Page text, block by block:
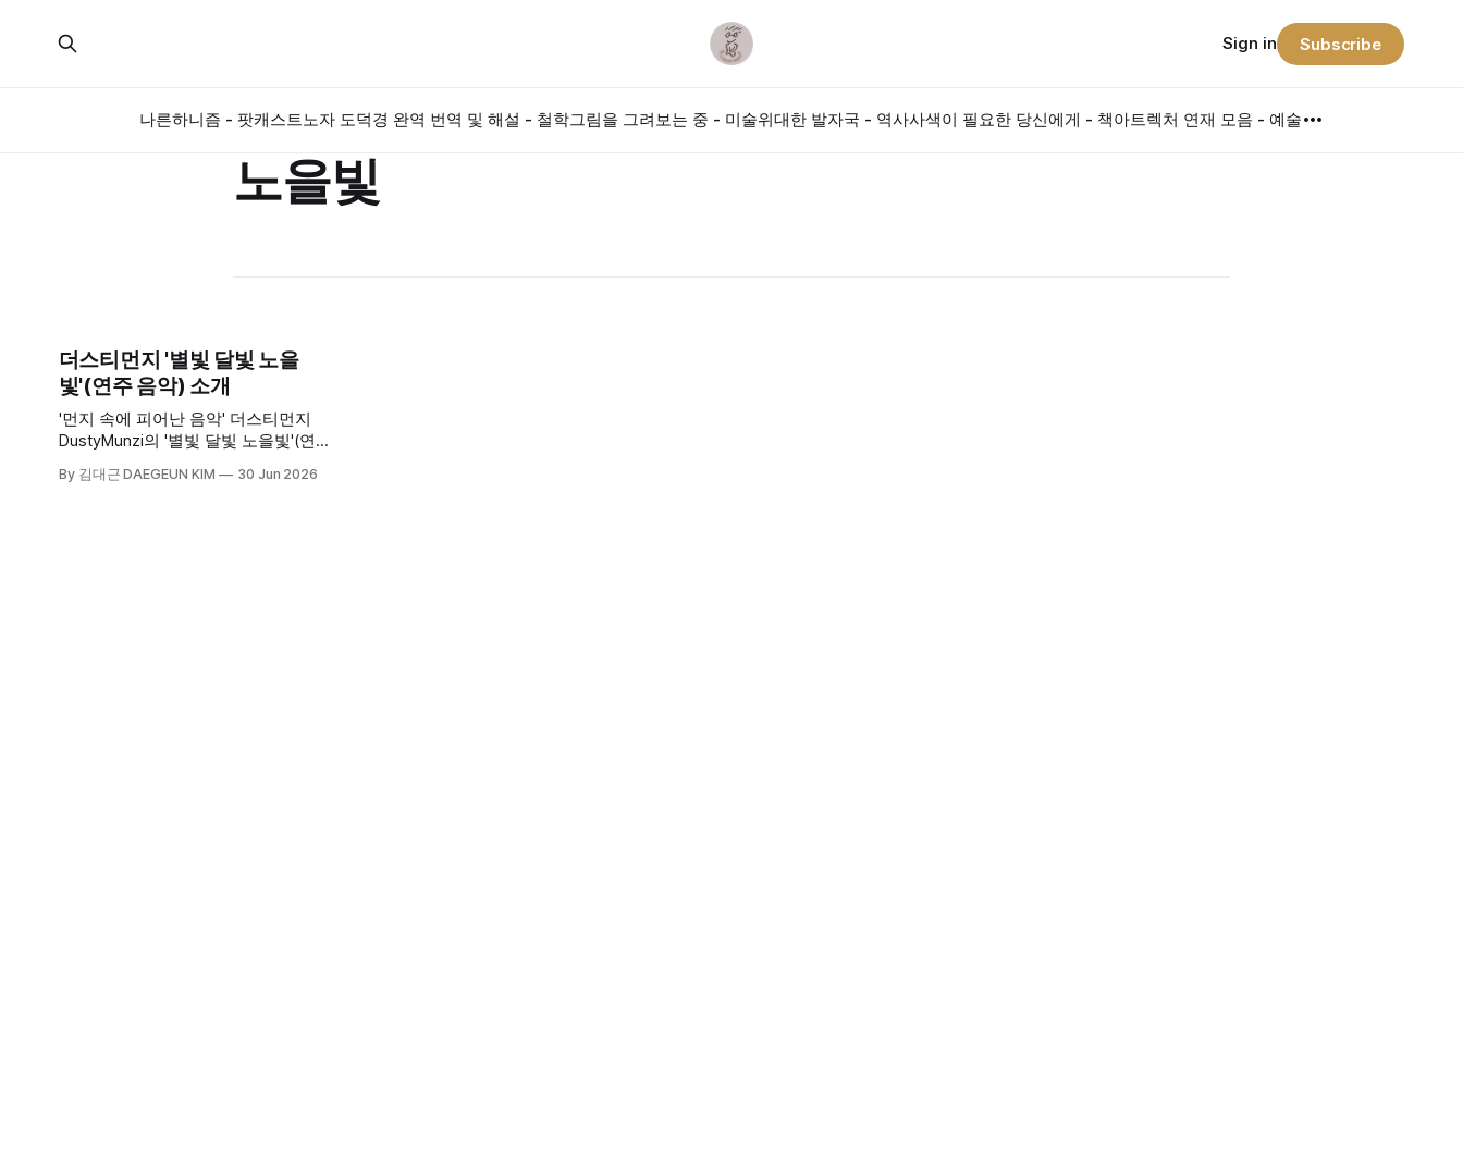
나른하니즘 - 팟캐스트노자 도덕경 완역 번역 및 해설 - 철학그림을 그려보는 중 - 미술위대한 발자국 - 역사사색이 필요한 당신에게 - 책아트렉처 연재 모음 - 예술
Sign in Subscribe
노을빛
더스티먼지 '별빛 달빛 노을
빛'(연주 음악) 소개
'먼지 속에 피어난 음악' 더스티먼지
DustyMunzi의 '별빛 달빛 노을빛'(연
터 아침까지' 컨셉으로, 저녁 노을과
By 김대근 DAEGEUN KIM 30 Jun 2026